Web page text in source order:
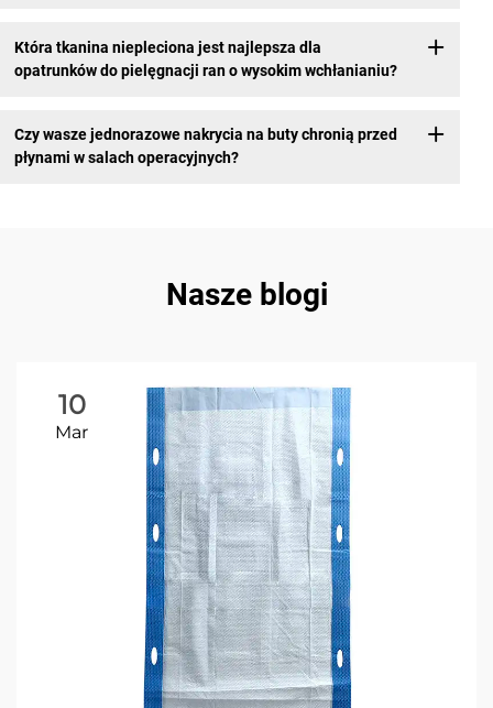
Która tkanina niepleciona jest najlepsza dla
opatrunków do pielęgnacji ran o wysokim wchłanianiu?
Czy wasze jednorazowe nakrycia na buty chronią przed
płynami w salach operacyjnych?
Nasze blogi
10
Mar